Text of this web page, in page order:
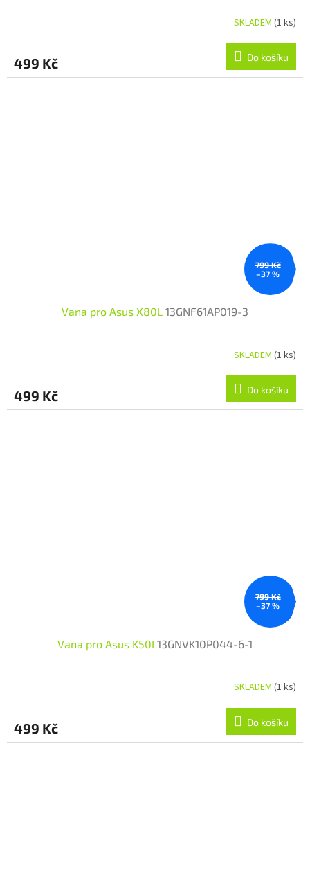
SKLADEM (1 ks)
499 Kč Do košíku
799 Kč
–37 %
Vana pro Asus X80L 13GNF61AP019-3
SKLADEM (1 ks)
499 Kč Do košíku
799 Kč
–37 %
Vana pro Asus K50I 13GNVK10P044-6-1
SKLADEM (1 ks)
499 Kč Do košíku